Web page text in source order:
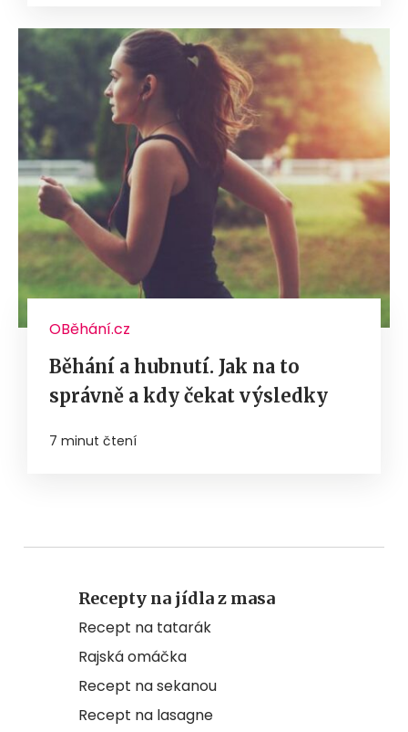
OBěhání.cz
Běhání a hubnutí. Jak na to
správně a kdy čekat výsledky
7 minut čtení
Recepty na jídla z masa
Recept na tatarák
Rajská omáčka
Recept na sekanou
Recept na lasagne